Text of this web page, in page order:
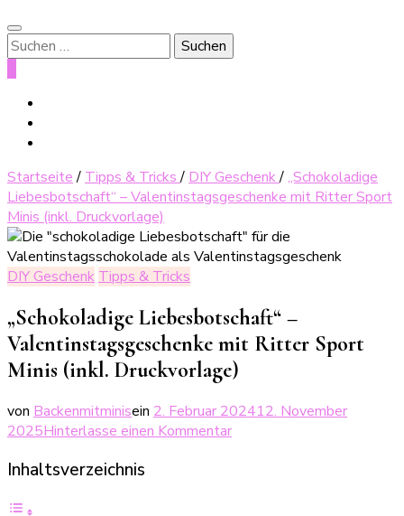
Suche
nach:
Startseite / Tipps & Tricks/ DIY Geschenk/„Schokoladige
Liebesbotschaft“ – Valentinstagsgeschenke mit Ritter Sport
Minis (inkl. Druckvorlage)
DIY Geschenk Tipps & Tricks
„Schokoladige Liebesbotschaft“ –
Valentinstagsgeschenke mit Ritter Sport
Minis (inkl. Druckvorlage)
von Backenmitminisein 2. Februar 202412. November
2025Hinterlasse einen Kommentarzu
Inhaltsverzeichnis